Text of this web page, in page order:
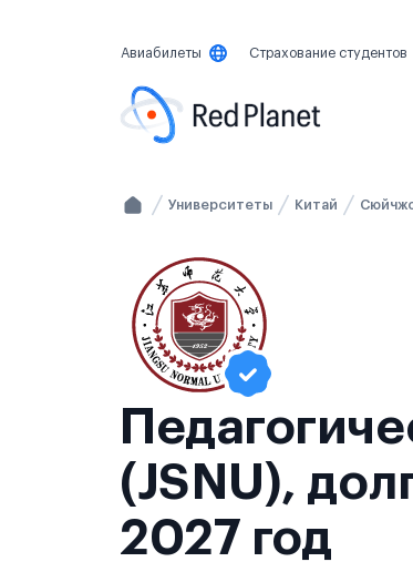
Авиабилеты Страхование студентов
Университеты Китай
(JSNU),
2027 год